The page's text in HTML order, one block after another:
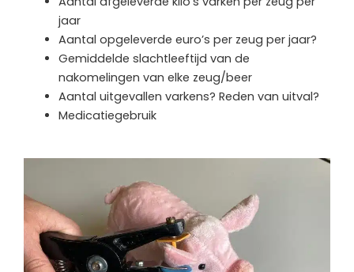
jaar
Aantal opgeleverde euro’s per zeug per jaar?
Gemiddelde slachtleeftijd van de
nakomelingen van elke zeug/beer
Aantal uitgevallen varkens? Reden van uitval?
Medicatiegebruik